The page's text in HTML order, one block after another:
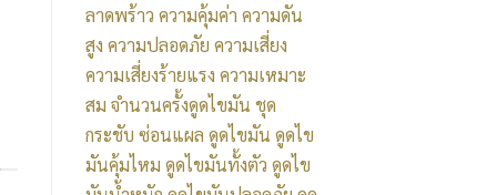
หุ่น
เฟิร์ม
คลินิก
ได้
มาตรฐาน
ปลอดภัย
ลึก
อันดับ
คลินิก
ดูด
ไข
มัน
ลาดพร้าว ความคุ้มค่า ความดัน
สูง ความปลอดภัย ความเสี่ยง
ความเสี่ยงร้ายแรง ความเหมาะ
สม จำนวนครั้งดูดไขมัน ชุด
กระชับ ซ่อนแผล ดูดไขมัน ดูดไข
มันคุ้มไหม ดูดไขมันทั้งตัว ดูดไข